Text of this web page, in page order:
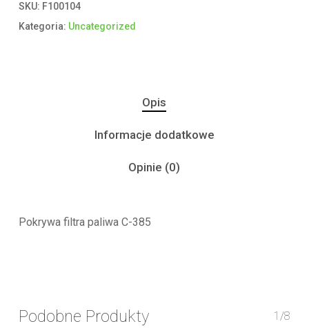
SKU: F100104
Kategoria: Uncategorized
Opis
Informacje dodatkowe
Opinie (0)
Pokrywa filtra paliwa C-385
Podobne Produkty 1/8